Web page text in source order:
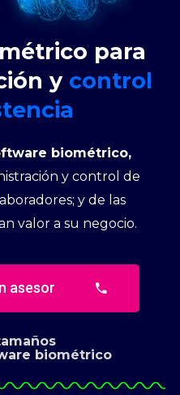
para
ycontrol
biométrico,
y control de
y de las
valor a su negocio.
asesor
biométrico